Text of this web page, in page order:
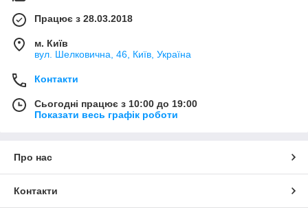
Працює з 28.03.2018
м. Київ
вул. Шелковична, 46, Київ, Україна
Контакти
Сьогодні працює з 10:00 до 19:00
Показати весь графік роботи
Про нас
Контакти